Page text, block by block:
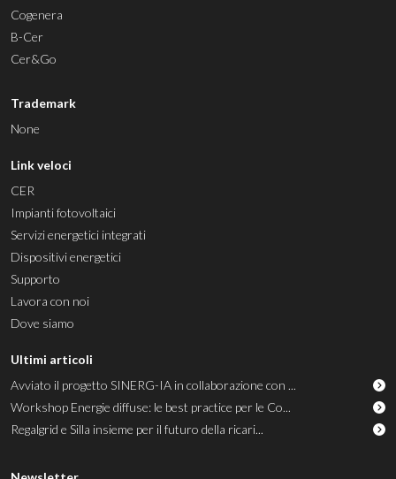
Cogenera
B-Cer
Cer&Go
Trademark
None
Link veloci
CER
Impianti fotovoltaici
Servizi energetici integrati
Dispositivi energetici
Supporto
Lavora con noi
Dove siamo
Ultimi articoli
Avviato il progetto SINERG-IA in collaborazione con ...
Workshop Energie diffuse: le best practice per le Co...
Regalgrid e Silla insieme per il futuro della ricari...